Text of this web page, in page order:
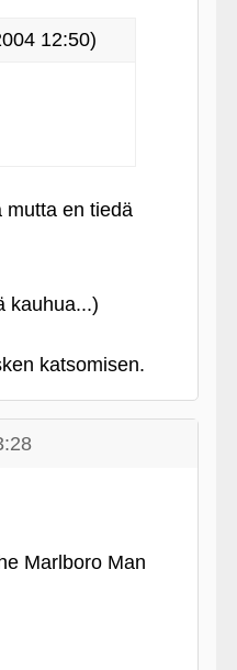
12:50)
mutta en tiedä
kauhua...)
katsomisen.
Marlboro Man